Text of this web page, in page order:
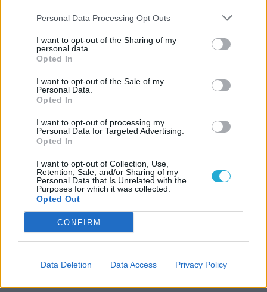
Personal Data Processing Opt Outs
I want to opt-out of the Sharing of my
personal data.
Opted In
I want to opt-out of the Sale of my
Personal Data.
Opted In
I want to opt-out of processing my
Personal Data for Targeted Advertising.
Opted In
I want to opt-out of Collection, Use,
Retention, Sale, and/or Sharing of my
Personal Data that Is Unrelated with the
Purposes for which it was collected.
Opted Out
CONFIRM
Data Deletion Data Access Privacy Policy
A borítóképek forrása: PC Gamer, Game
Szerző:LeEcoBo
Dátum:2025.01.24 07:30
Guru tartalmairól véletlenül se maradj le
a Google-ben.
KAPCSOLÓDÓ HÍREK
Az Assassin's Creed Shadows végre nem
csak az ikonok eltüntetéséről fog szólni?
A valaha volt legszabadabb Assassin's
Elmesélem, hogy szereztem INGYEN
Assassin's Creed Shadows-t